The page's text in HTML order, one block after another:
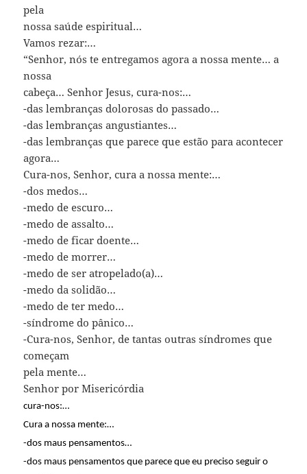
pela
nossa saúde espiritual…
Vamos rezar:…
“Senhor, nós te entregamos agora a nossa mente… a
nossa
cabeça… Senhor Jesus, cura-nos:…
-das lembranças dolorosas do passado…
-das lembranças angustiantes…
-das lembranças que parece que estão para acontecer
agora…
Cura-nos, Senhor, cura a nossa mente:…
-dos medos…
-medo de escuro…
-medo de assalto…
-medo de ficar doente…
-medo de morrer…
-medo de ser atropelado(a)…
-medo da solidão…
-medo de ter medo…
-síndrome do pânico…
-Cura-nos, Senhor, de tantas outras síndromes que
começam
pela mente…
Senhor por Misericórdia
cura-nos:…
Cura a nossa mente:…
-dos maus pensamentos…
-dos maus pensamentos que parece que eu preciso seguir o